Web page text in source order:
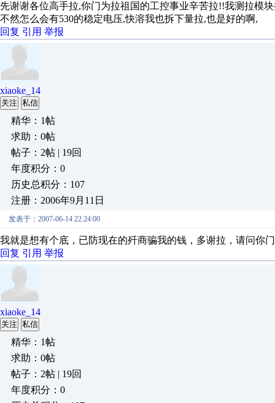
先谢谢各位高手拉,你门为拉祖国的工控事业辛苦拉!!我测拉
不然怎么会有530的稳定电压,快溶我也拆下量拉,也是好的啊,
回复 引用 举报
xiaoke_14
关注 私信
精华：1帖
求助：0帖
帖子：2帖 | 19回
年度积分：0
历史总积分：107
注册：2006年9月11日
发表于：2007-06-14 22:24:00
我就是想有个底，已防现在的歼商骗我的钱，多谢拉，请问你
回复 引用 举报
xiaoke_14
关注 私信
精华：1帖
求助：0帖
帖子：2帖 | 19回
年度积分：0